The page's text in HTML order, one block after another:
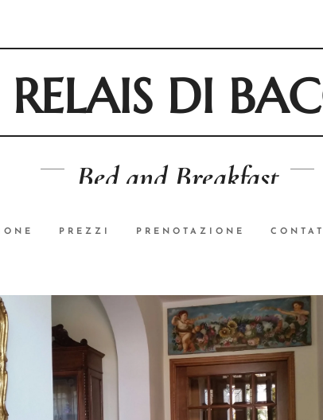
RELAIS DI
Bed and Breakfast
PREZZI PRENOTAZIONE